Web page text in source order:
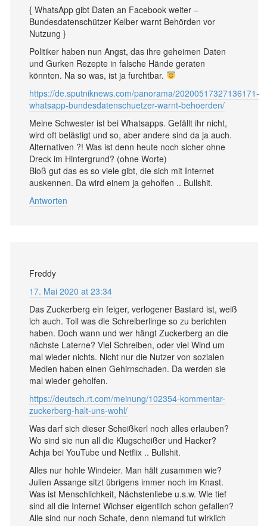
{ WhatsApp gibt Daten an Facebook weiter –
Bundesdatenschützer Kelber warnt Behörden vor
Nutzung }
Politiker haben nun Angst, das ihre geheimen Daten
und Gurken Rezepte in falsche Hände geraten
könnten. Na so was, ist ja furchtbar.
https://de.sputniknews.com/panorama/20200517327136171-
whatsapp-bundesdatenschuetzer-warnt-behoerden/
Meine Schwester ist bei Whatsapps. Gefällt ihr nicht,
wird oft belästigt und so, aber andere sind da ja auch.
Alternativen ?! Was ist denn heute noch sicher ohne
Dreck im Hintergrund? (ohne Worte)
Bloß gut das es so viele gibt, die sich mit Internet
auskennen. Da wird einem ja geholfen .. Bullshit.
Antworten
Freddy
17. Mai 2020 at 23:34
Das Zuckerberg ein feiger, verlogener Bastard ist, weiß
ich auch. Toll was die Schreiberlinge so zu berichten
haben. Doch wann und wer hängt Zuckerberg an die
nächste Laterne? Viel Schreiben, oder viel Wind um
mal wieder nichts. Nicht nur die Nutzer von sozialen
Medien haben einen Gehirnschaden. Da werden sie
mal wieder geholfen.
https://deutsch.rt.com/meinung/102354-kommentar-
zuckerberg-halt-uns-wohl/
Was darf sich dieser Scheißkerl noch alles erlauben?
Wo sind sie nun all die Klugscheißer und Hacker?
Achja bei YouTube und Netflix .. Bullshit.
Alles nur hohle Windeier. Man hält zusammen wie?
Julien Assange sitzt übrigens immer noch im Knast.
Was ist Menschlichkeit, Nächstenliebe u.s.w. Wie tief
sind all die Internet Wichser eigentlich schon gefallen?
Alle sind nur noch Schafe, denn niemand tut wirklich